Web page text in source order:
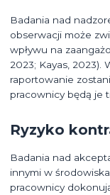
Badania nad
obserwacji może
wpływu na
2023; Kayas, 2023).
raportowanie
pracownicy będą je
Ryzyko
Badania nad
innymi w
pracownicy